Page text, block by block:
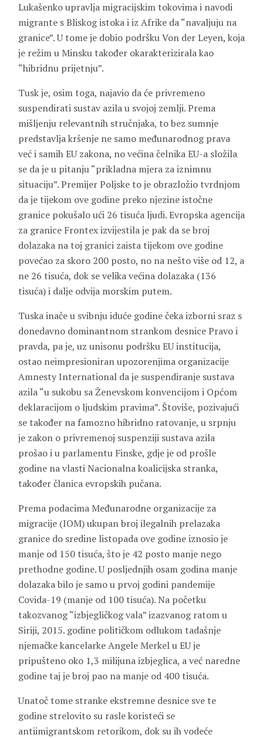
Lukašenko upravlja migracijskim tokovima i navodi
migrante s Bliskog istoka i iz Afrike da “navaljuju na
granice”. U tome je dobio podršku Von der Leyen, koja
je režim u Minsku također okarakterizirala kao
“hibridnu prijetnju”.
Tusk je, osim toga, najavio da će privremeno
suspendirati sustav azila u svojoj zemlji. Prema
mišljenju relevantnih stručnjaka, to bez sumnje
predstavlja kršenje ne samo međunarodnog prava
već i samih EU zakona, no većina čelnika EU-a složila
se da je u pitanju “prikladna mjera za iznimnu
situaciju”. Premijer Poljske to je obrazložio tvrdnjom
da je tijekom ove godine preko njezine istočne
granice pokušalo ući 26 tisuća ljudi. Evropska agencija
za granice Frontex izvijestila je pak da se broj
dolazaka na toj granici zaista tijekom ove godine
povećao za skoro 200 posto, no na nešto više od 12, a
ne 26 tisuća, dok se velika većina dolazaka (136
tisuća) i dalje odvija morskim putem.
Tuska inače u svibnju iduće godine čeka izborni sraz s
donedavno dominantnom strankom desnice Pravo i
pravda, pa je, uz unisonu podršku EU institucija,
ostao neimpresioniran upozorenjima organizacije
Amnesty International da je suspendiranje sustava
azila “u sukobu sa Ženevskom konvencijom i Općom
deklaracijom o ljudskim pravima”. Štoviše, pozivajući
se također na famozno hibridno ratovanje, u srpnju
je zakon o privremenoj suspenziji sustava azila
prošao i u parlamentu Finske, gdje je od prošle
godine na vlasti Nacionalna koalicijska stranka,
također članica evropskih pučana.
Prema podacima Međunarodne organizacije za
migracije (IOM) ukupan broj ilegalnih prelazaka
granice do sredine listopada ove godine iznosio je
manje od 150 tisuća, što je 42 posto manje nego
prethodne godine. U posljednjih osam godina manje
dolazaka bilo je samo u prvoj godini pandemije
Covida-19 (manje od 100 tisuća). Na početku
takozvanog “izbjegličkog vala” izazvanog ratom u
Siriji, 2015. godine političkom odlukom tadašnje
njemačke kancelarke Angele Merkel u EU je
pripušteno oko 1,3 milijuna izbjeglica, a već naredne
godine taj je broj pao na manje od 400 tisuća.
Unatoč tome stranke ekstremne desnice sve te
godine strelovito su rasle koristeći se
antiimigrantskom retorikom, dok su ih vodeće